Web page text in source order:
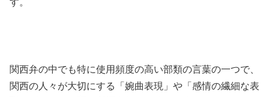
関西弁の中でも特に使用頻度の高い部類の言葉の一つで、
関西の人々が大切にする「婉曲表現」や「感情の繊細な表